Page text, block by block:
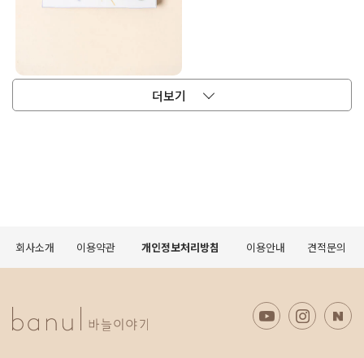
더보기
회사소개 이용약관 개인정보처리방침 이용안내 견적문의